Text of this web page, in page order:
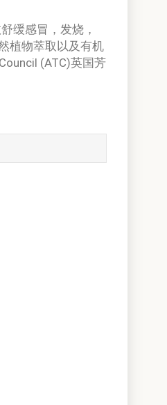
缓感冒，发烧，
植物萃取以及有机
(ATC)英国芳